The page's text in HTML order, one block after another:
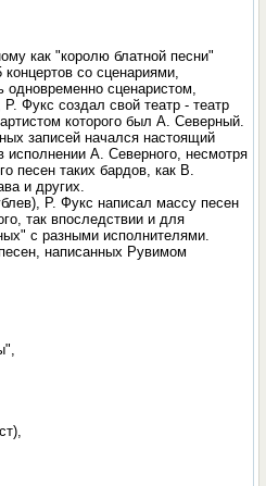
как "королю блатной песни"
со сценариями,
сценаристом,
Фукс создал свой театр - театр
которого был А. Северный.
записей начался настоящий
А. Северного, несмотря
песен таких бардов, как В.
и других.
Р. Фукс написал массу песен
так впоследствии и для
с разными исполнителями.
написанных Рувимом